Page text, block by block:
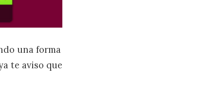
una forma
te aviso que